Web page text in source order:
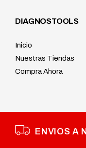
DIAGNOSTOOLS
Inicio
Nuestras Tiendas
Compra Ahora
ENVIOS A